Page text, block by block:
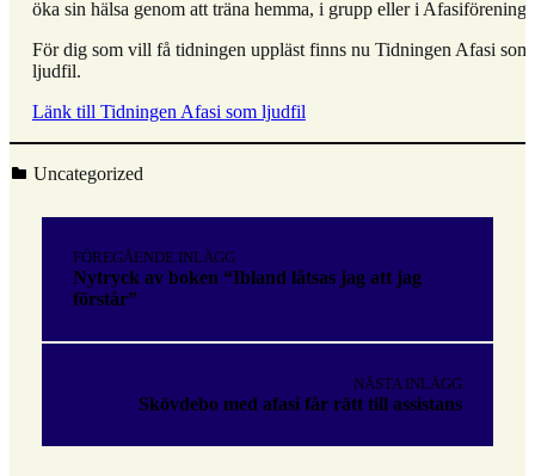
öka sin hälsa genom att träna hemma, i grupp eller i
För dig som vill få tidningen uppläst finns nu Tidningen Afasi som
ljudfil.
Länk till Tidningen Afasi som ljudfil
Kategoriserad i:
Uncategorized
tillbaka
huvudnavigeringen
FÖREGÅENDE INLÄGG
Nytryck av boken “Ibland låtsas jag att jag
förstår”
NÄSTA INLÄGG
Skövdebo med afasi får rätt till assistans